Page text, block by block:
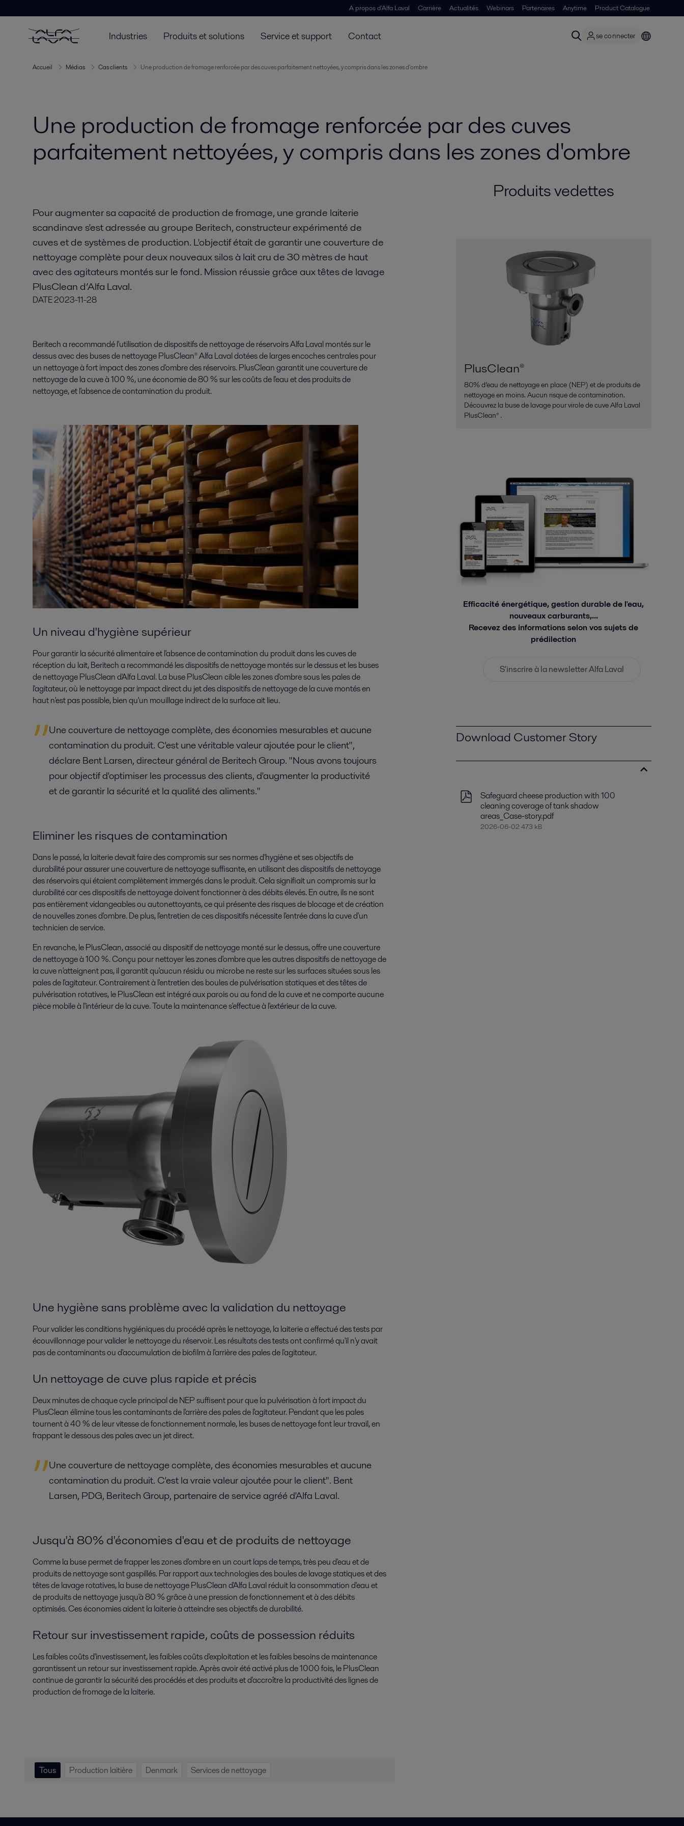
A propos d'Alfa Laval Carrière Actualités Webinars Partenaires Anytime Product Catalogue
Industries Produits et solutions Service et support Contact se connecter
Accueil Médias Cas clients Une production de fromage renforcée par des cuves parfaitement nettoyées, y compris dans les zones d'ombre
Une production de fromage renforcée par des cuves
parfaitement nettoyées, y compris dans les zones d'ombre
Pour augmenter sa capacité de production de fromage, une grande laiterie
scandinave s'est adressée au groupe Beritech, constructeur expérimenté de
cuves et de systèmes de production. L'objectif était de garantir une couverture de
nettoyage complète pour deux nouveaux silos à lait cru de 30 mètres de haut
avec des agitateurs montés sur le fond. Mission réussie grâce aux têtes de lavage
PlusClean d’Alfa Laval.
DATE2023-11-28
Beritech a recommandé l'utilisation de dispositifs de nettoyage de réservoirs Alfa Laval montés sur le
dessus avec des buses de nettoyage PlusClean® Alfa Laval dotées de larges encoches centrales pour
un nettoyage à fort impact des zones d'ombre des réservoirs. PlusClean garantit une couverture de
nettoyage de la cuve à 100 %, une économie de 80 % sur les coûts de l'eau et des produits de
nettoyage, et l'absence de contamination du produit.
Un niveau d'hygiène supérieur
Pour garantir la sécurité alimentaire et l'absence de contamination du produit dans les cuves de
réception du lait, Beritech a recommandé les dispositifs de nettoyage montés sur le dessus et les buses
de nettoyage PlusClean d'Alfa Laval. La buse PlusClean cible les zones d'ombre sous les pales de
l'agitateur, où le nettoyage par impact direct du jet des dispositifs de nettoyage de la cuve montés en
haut n'est pas possible, bien qu'un mouillage indirect de la surface ait lieu.
Une couverture de nettoyage complète, des économies mesurables et aucune
contamination du produit. C'est une véritable valeur ajoutée pour le client",
déclare Bent Larsen, directeur général de Beritech Group. "Nous avons toujours
pour objectif d'optimiser les processus des clients, d'augmenter la productivité
et de garantir la sécurité et la qualité des aliments."
Eliminer les risques de contamination
Dans le passé, la laiterie devait faire des compromis sur ses normes d'hygiène et ses objectifs de
durabilité pour assurer une couverture de nettoyage suffisante, en utilisant des dispositifs de nettoyage
des réservoirs qui étaient complètement immergés dans le produit. Cela signifiait un compromis sur la
durabilité car ces dispositifs de nettoyage doivent fonctionner à des débits élevés. En outre, ils ne sont
pas entièrement vidangeables ou autonettoyants, ce qui présente des risques de blocage et de création
de nouvelles zones d'ombre. De plus, l'entretien de ces dispositifs nécessite l'entrée dans la cuve d'un
technicien de service.
En revanche, le PlusClean, associé au dispositif de nettoyage monté sur le dessus, offre une couverture
de nettoyage à 100 %. Conçu pour nettoyer les zones d'ombre que les autres dispositifs de nettoyage de
la cuve n'atteignent pas, il garantit qu'aucun résidu ou microbe ne reste sur les surfaces situées sous les
pales de l'agitateur. Contrairement à l'entretien des boules de pulvérisation statiques et des têtes de
pulvérisation rotatives, le PlusClean est intégré aux parois ou au fond de la cuve et ne comporte aucune
pièce mobile à l'intérieur de la cuve. Toute la maintenance s'effectue à l'extérieur de la cuve.
Une hygiène sans problème avec la validation du nettoyage
Pour valider les conditions hygiéniques du procédé après le nettoyage, la laiterie a effectué des tests par
écouvillonnage pour valider le nettoyage du réservoir. Les résultats des tests ont confirmé qu'il n'y avait
pas de contaminants ou d'accumulation de biofilm à l'arrière des pales de l'agitateur.
Un nettoyage de cuve plus rapide et précis
Deux minutes de chaque cycle principal de NEP suffisent pour que la pulvérisation à fort impact du
PlusClean élimine tous les contaminants de l'arrière des pales de l'agitateur. Pendant que les pales
tournent à 40 % de leur vitesse de fonctionnement normale, les buses de nettoyage font leur travail, en
frappant le dessous des pales avec un jet direct.
Une couverture de nettoyage complète, des économies mesurables et aucune
contamination du produit. C'est la vraie valeur ajoutée pour le client". Bent
Larsen, PDG, Beritech Group, partenaire de service agréé d'Alfa Laval.
Jusqu'à 80% d'économies d'eau et de produits de nettoyage
Comme la buse permet de frapper les zones d'ombre en un court laps de temps, très peu d'eau et de
produits de nettoyage sont gaspillés. Par rapport aux technologies des boules de lavage statiques et des
têtes de lavage rotatives, la buse de nettoyage PlusClean d'Alfa Laval réduit la consommation d'eau et
de produits de nettoyage jusqu'à 80 % grâce à une pression de fonctionnement et à des débits
optimisés. Ces économies aident la laiterie à atteindre ses objectifs de durabilité.
Retour sur investissement rapide, coûts de possession réduits
Les faibles coûts d'investissement, les faibles coûts d'exploitation et les faibles besoins de maintenance
garantissent un retour sur investissement rapide. Après avoir été activé plus de 1000 fois, le PlusClean
continue de garantir la sécurité des procédés et des produits et d'accroître la productivité des lignes de
production de fromage de la laiterie.
Produits vedettes
PlusClean®
80% d’eau de nettoyage en place (NEP) et de produits de
nettoyage en moins. Aucun risque de contamination.
Découvrez la buse de lavage pour virole de cuve Alfa Laval
PlusClean® .
Efficacité énergétique, gestion durable de l'eau,
nouveaux carburants,...
Recevez des informations selon vos sujets de
prédilection
S'inscrire à la newsletter Alfa Laval
Download Customer Story
Safeguard cheese production with 100
cleaning coverage of tank shadow
areas_Case-story.pdf
2026-06-02 473 kB
Tous Production laitière Denmark Services de nettoyage